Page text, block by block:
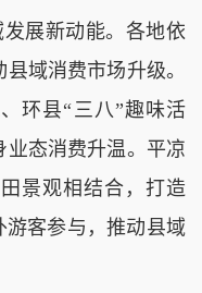
展新动能。各地依
域消费市场升级。
环县“三八”趣味活
业态消费升温。平凉
景观相结合，打造
游客参与，推动县域